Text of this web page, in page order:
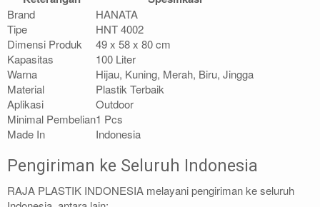
Brand
HANATA
Tipe
HNT 4002
Dimensi Produk
49 x 58 x 80 cm
Kapasitas
100 Liter
Warna
Hijau, Kuning, Merah, Biru, Jingga
Material
Plastik Terbaik
Aplikasi
Outdoor
Minimal Pembelian1 Pcs
Made In
Indonesia
Pengiriman ke Seluruh Indonesia
RAJA PLASTIK INDONESIA melayani pengiriman ke seluruh